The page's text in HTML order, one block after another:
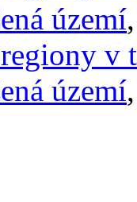
území
v
území